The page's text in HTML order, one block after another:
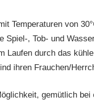
Temperaturen von
Spiel-, Tob- und
Laufen durch das
ihren Frauchen/
gemütlich